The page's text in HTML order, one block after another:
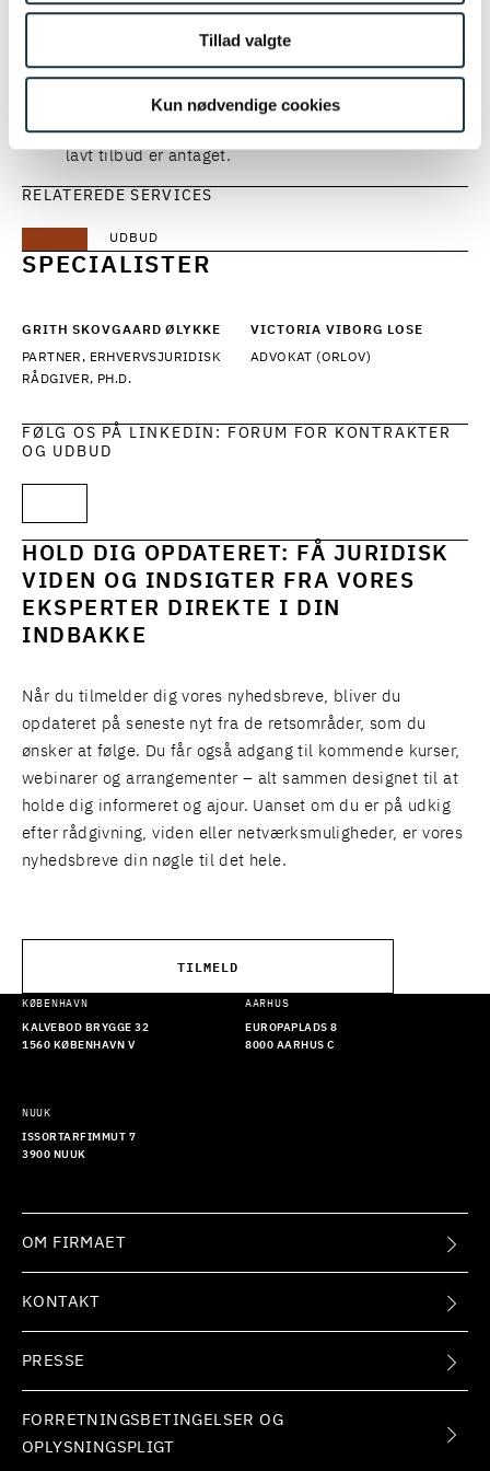
Tillad valgte
Kun nødvendige cookies
udbudslovens ikrafttræden i 2016 og indførelsen af
udbudslovens § 169, stk. 3, som er parallel til
forsyningsvirksomhedsdirektivets artikel 84, stk. 3.
Desuden ses en tendens i, at der siden da også har
været et stigende antal klager over, at et unormalt
lavt tilbud er antaget.
RELATEREDE SERVICES
UDBUD
SPECIALISTER
GRITH SKOVGAARD ØLYKKE
PARTNER, ERHVERVSJURIDISK
RÅDGIVER, PH.D.
VICTORIA VIBORG LOSE
ADVOKAT (ORLOV)
FØLG OS PÅ LINKEDIN: FORUM FOR KONTRAKTER
OG UDBUD
HOLD DIG OPDATERET: FÅ JURIDISK
VIDEN OG INDSIGTER FRA VORES
EKSPERTER DIREKTE I DIN
INDBAKKE
Når du tilmelder dig vores nyhedsbreve, bliver du
opdateret på seneste nyt fra de retsområder, som du
ønsker at følge. Du får også adgang til kommende kurser,
webinarer og arrangementer – alt sammen designet til at
holde dig informeret og ajour. Uanset om du er på udkig
efter rådgivning, viden eller netværksmuligheder, er vores
nyhedsbreve din nøgle til det hele.
TILMELD
KØBENHAVN
KALVEBOD BRYGGE 32
1560 KØBENHAVN V
AARHUS
EUROPAPLADS 8
8000 AARHUS C
NUUK
ISSORTARFIMMUT 7
3900 NUUK
OM FIRMAET
KONTAKT
PRESSE
FORRETNINGSBETINGELSER OG
OPLYSNINGSPLIGT